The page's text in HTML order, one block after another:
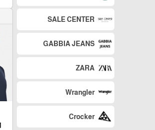
SALE CENTER
GABBIA JEANS
ZARA
Wrangler
Crocker